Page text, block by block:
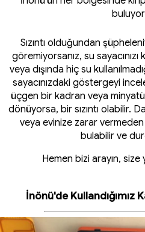
Sızıntı olduğundan
göremiyorsanız, su
veya dışında hiç su
sayacınızdaki göstergeyi
üçgen bir kadran veya
dönüyorsa, bir sızıntı olabilir.
veya evinize zarar vermeden
bulabilir ve
Hemen bizi arayın, size
İnönü'de Kullandığımız